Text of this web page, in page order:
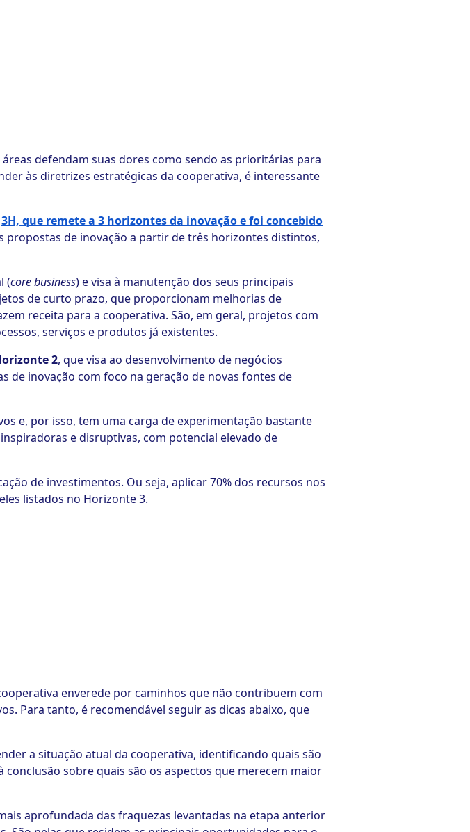
defendam suas dores como sendo as prioritárias para
às diretrizes estratégicas da cooperativa, é interessante
3H, que remete a 3 horizontes da inovação e foi concebido
propostas de inovação a partir de três horizontes distintos,
(core business) e visa à manutenção dos seus principais
de curto prazo, que proporcionam melhorias de
receita para a cooperativa. São, em geral, projetos com
serviços e produtos já existentes.
2, que visa ao desenvolvimento de negócios
de inovação com foco na geração de novas fontes de
e, por isso, tem uma carga de experimentação bastante
e disruptivas, com potencial elevado de
de investimentos. Ou seja, aplicar 70% dos recursos nos
listados no Horizonte 3.
enverede por caminhos que não contribuem com
Para tanto, é recomendável seguir as dicas abaixo, que
a situação atual da cooperativa, identificando quais são
conclusão sobre quais são os aspectos que merecem maior
aprofundada das fraquezas levantadas na etapa anterior